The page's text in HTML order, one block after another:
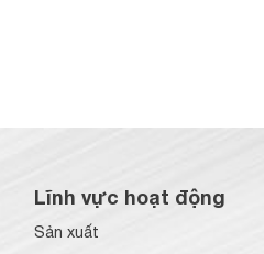
Lĩnh vực hoạt động
Sản xuất